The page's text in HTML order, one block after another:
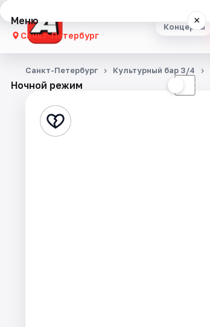
Концерты
Меню ×
Санкт-Петербург
Концерты
Стендап
Ночной режим ☾
Санкт-Петербург Культурный бар 3/4